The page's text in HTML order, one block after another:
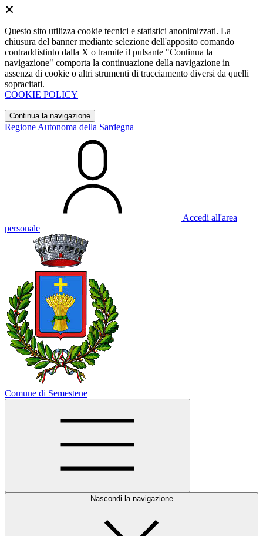
Questo sito utilizza cookie tecnici e statistici anonimizzati. La
chiusura del banner mediante selezione dell'apposito comando
contraddistinto dalla X o tramite il pulsante "Continua la
navigazione" comporta la continuazione della navigazione in
assenza di cookie o altri strumenti di tracciamento diversi da quelli
sopracitati.
COOKIE POLICY
Continua la navigazione
Regione Autonoma della Sardegna
Accedi all'area
personale
Comune di Semestene
Nascondi la navigazione